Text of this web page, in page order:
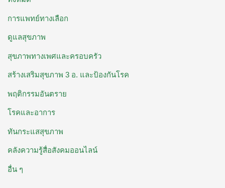
การแพทย์ทางเลือก
ดูแลสุขภาพ
สุขภาพทางเพศและครอบครัว
สร้างเสริมสุขภาพ 3 อ. ​และป้องกันโรค
พฤติกรรมอันตราย
โรคและอาการ
ทันกระแสสุขภาพ
คลังความรู้สื่อสังคมออนไลน์
อื่น ๆ